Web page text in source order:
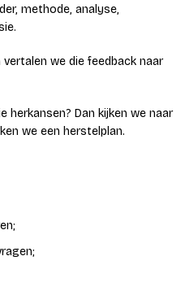
methode, analyse,
vertalen we die feedback naar
Dan kijken we naar
we een herstelplan.